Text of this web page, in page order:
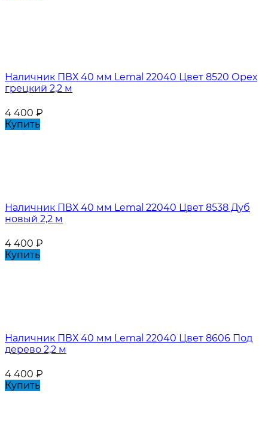
Наличник ПВХ 40 мм Lemal 22040 Цвет 8520 Орех
грецкий 2,2 м
4 400 ₽
Купить
Наличник ПВХ 40 мм Lemal 22040 Цвет 8538 Дуб
новый 2,2 м
4 400 ₽
Купить
Наличник ПВХ 40 мм Lemal 22040 Цвет 8606 Под
дерево 2,2 м
4 400 ₽
Купить